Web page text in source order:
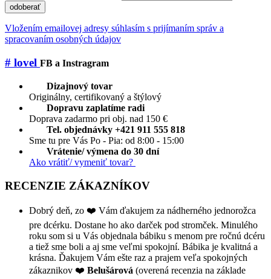
odoberať
Vložením emailovej adresy súhlasím s prijímaním správ a
spracovaním osobných údajov
# lovel FB a Instragram
Dizajnový tovar
Originálny, certifikovaný a štýlový
Dopravu zaplatíme radi
Doprava zadarmo pri obj. nad 150 €
Tel. objednávky +421 911 555 818
Sme tu pre Vás Po - Pia: od 8:00 - 15:00
Vrátenie/ výmena do 30 dní
Ako vrátiť/ vymeniť tovar?
RECENZIE ZÁKAZNÍKOV
Dobrý deň, zo ❤️ Vám ďakujem za nádherného jednorožca
pre dcérku. Dostane ho ako darček pod stromček. Minulého
roku som si u Vás objednala bábiku s menom pre ročnú dcéru
a tiež sme boli a aj sme veľmi spokojní. Bábika je kvalitná a
krásna. Ďakujem Vám ešte raz a prajem veľa spokojných
zákaznikov ❤️ Belušárová (overená recenzia na základe